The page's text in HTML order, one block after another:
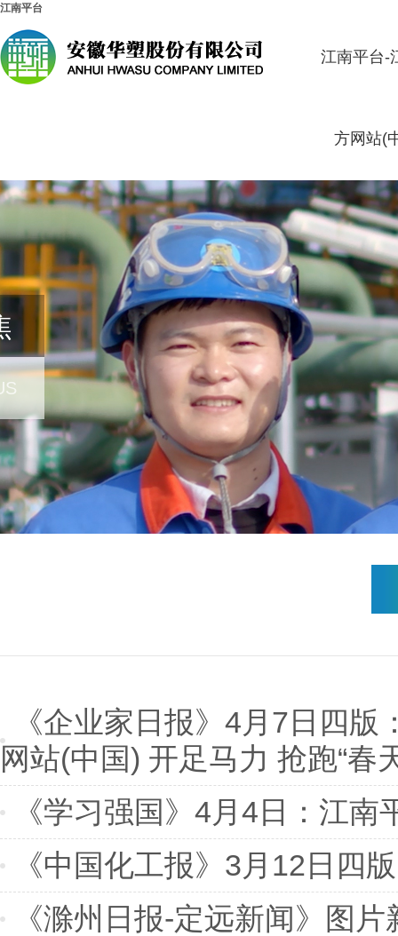
江南平台
江南平台-
方网站(
《企业家日报》4月7日四版
网站(中国) 开足马力 抢跑“春
《学习强国》4月4日：江
《中国化工报》3月12日四
《滁州日报-定远新闻》图片